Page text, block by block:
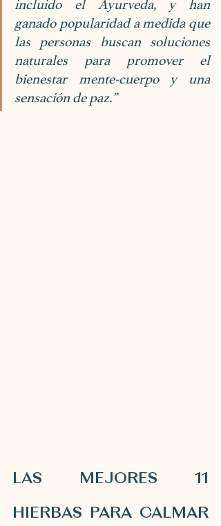
incluido el Ayurveda, y han
ganado popularidad a medida que
las personas buscan soluciones
naturales para promover el
bienestar mente-cuerpo y una
sensación de paz.”
LAS MEJORES 11
HIERBAS PARA CALMAR